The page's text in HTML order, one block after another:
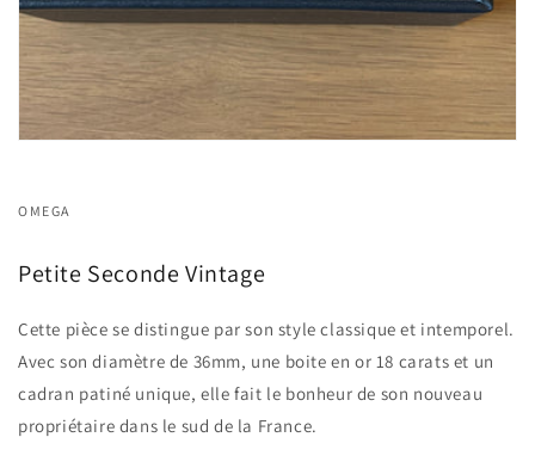
OMEGA
Petite Seconde Vintage
Cette pièce se distingue par son style classique et intemporel.
Avec son diamètre de 36mm, une boite en or 18 carats et un
cadran patiné unique, elle fait le bonheur de son nouveau
propriétaire dans le sud de la France.